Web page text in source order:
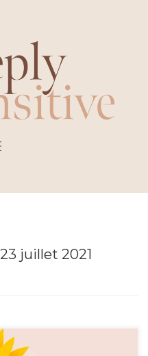
23 juillet 2021